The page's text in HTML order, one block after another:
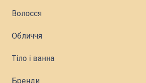
Волосся
Обличчя
Тіло і ванна
Бренди